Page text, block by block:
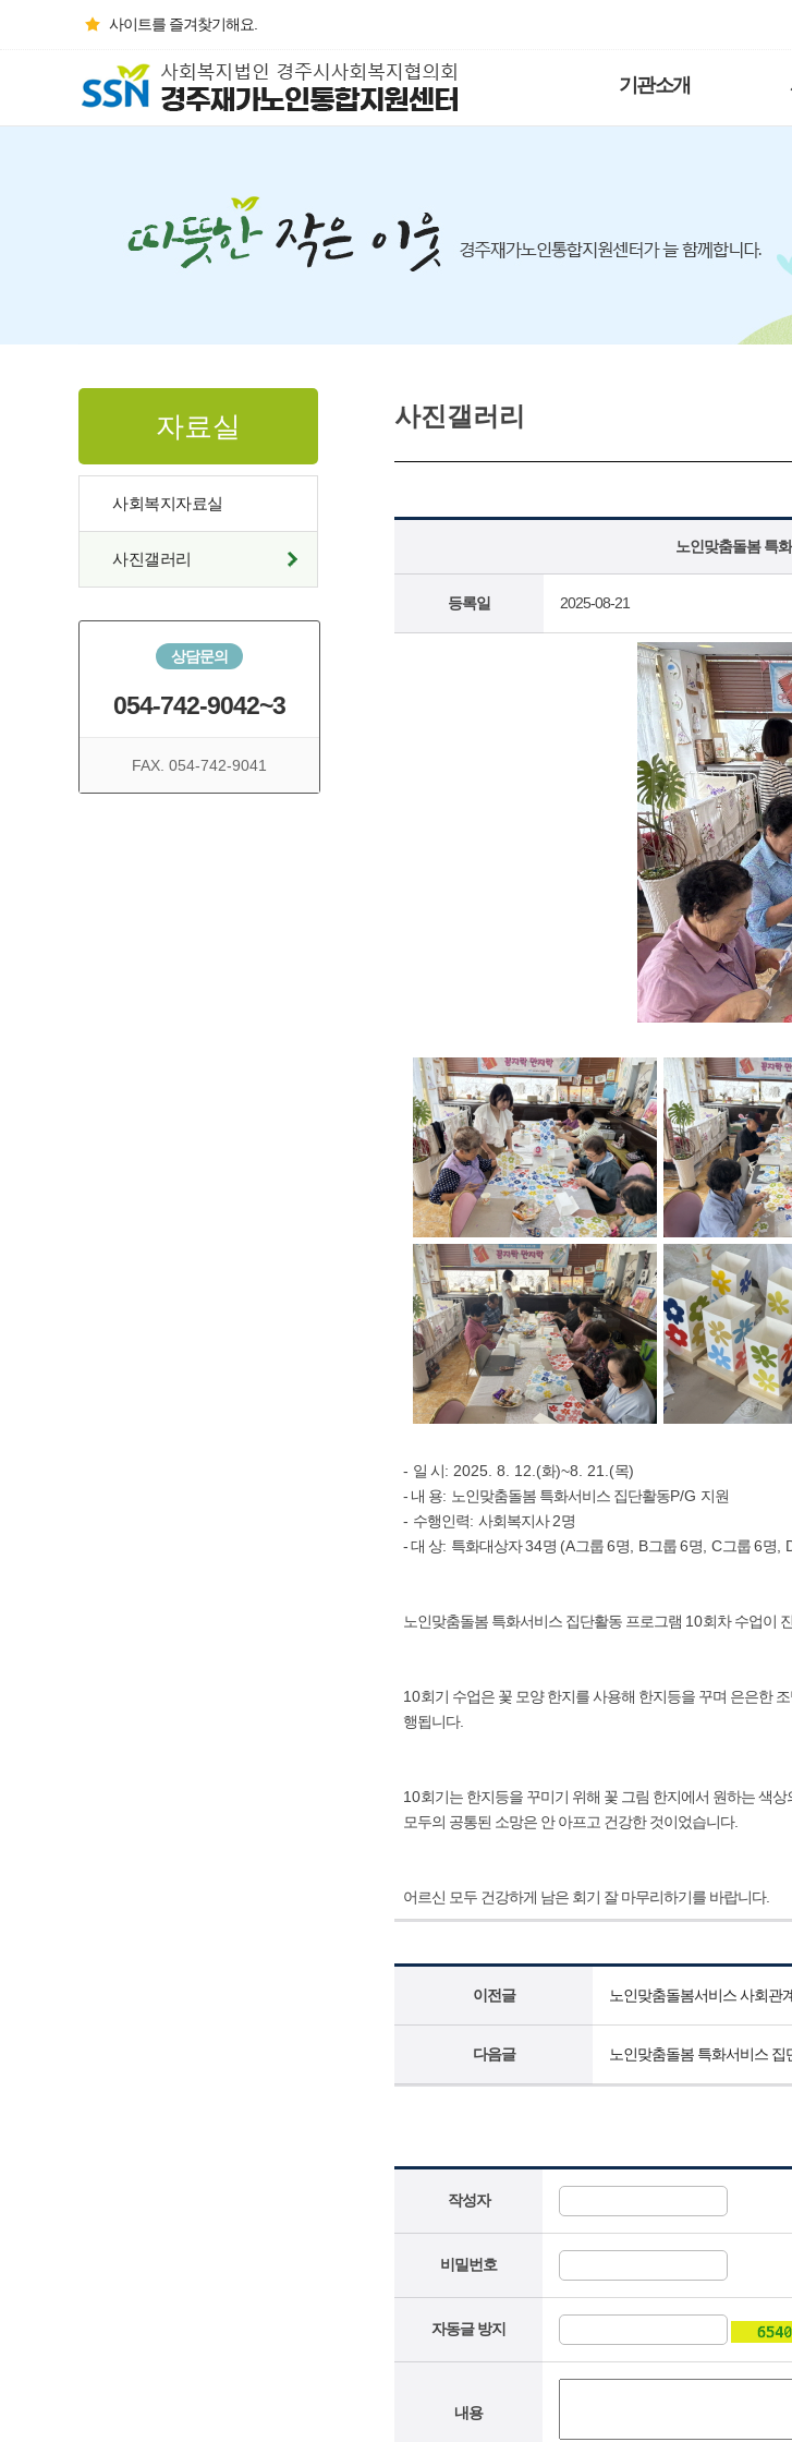
사이트를 즐겨찾기해요.
기관소개
자료실
사회복지자료실
사진갤러리
상담문의
054-742-9042~3
FAX. 054-742-9041
사진갤러리
노인맞춤돌봄 특
등록일 2025-08-21
- 일 시: 2025. 8. 12.(화)~8. 21.(목)
- 내 용: 노인맞춤돌봄 특화서비스 집단활동P/G 지원
- 수행인력: 사회복지사2명
- 대 상: 특화대상자34명 (A그룹6명 , B그룹6명 , C그룹6명 ,
노인맞춤돌봄 특화서비스 집단활동 프로그램 10회차 수업이
10회기 수업은 꽃 모양 한지를 사용해 한지등을 꾸며 은은한
행됩니다.
10회기는 한지등을 꾸미기 위해 꽃 그림 한지에서 원하는 색상
모두의 공통된 소망은 안 아프고 건강한 것이었습니다.
어르신 모두 건강하게 남은 회기 잘 마무리하기를 바랍니다.
이전글 노인맞춤돌봄서비스 사회관
다음글 노인맞춤돌봄 특화서비스 집
작성자
비밀번호
자동글 방지
내용